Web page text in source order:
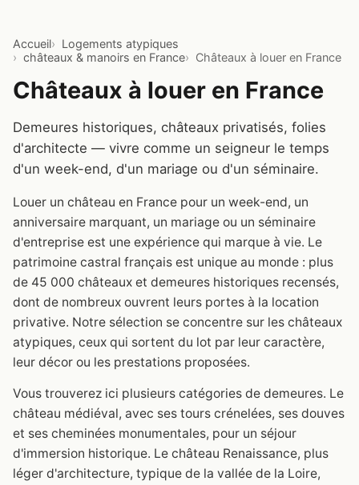
Accueil
Logements atypiques
châteaux & manoirs en France
Châteaux à louer en France
Châteaux à louer en France
Demeures historiques, châteaux privatisés, folies
d'architecte — vivre comme un seigneur le temps
d'un week-end, d'un mariage ou d'un séminaire.
Louer un château en France pour un week-end, un
anniversaire marquant, un mariage ou un séminaire
d'entreprise est une expérience qui marque à vie. Le
patrimoine castral français est unique au monde : plus
de 45 000 châteaux et demeures historiques recensés,
dont de nombreux ouvrent leurs portes à la location
privative. Notre sélection se concentre sur les châteaux
atypiques, ceux qui sortent du lot par leur caractère,
leur décor ou les prestations proposées.
Vous trouverez ici plusieurs catégories de demeures. Le
château médiéval, avec ses tours crénelées, ses douves
et ses cheminées monumentales, pour un séjour
d'immersion historique. Le château Renaissance, plus
léger d'architecture, typique de la vallée de la Loire,